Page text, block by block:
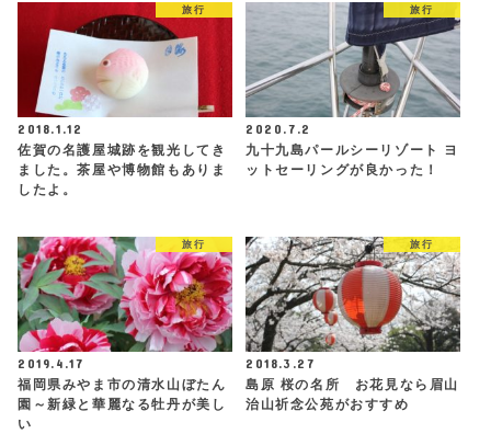
旅行
2018.1.12
佐賀の名護屋城跡を観光してき
ました。茶屋や博物館もありま
したよ。
旅行
2020.7.2
九十九島パールシーリゾート ヨ
ットセーリングが良かった！
旅行
2019.4.17
福岡県みやま市の清水山ぼたん
園～新緑と華麗なる牡丹が美し
い
旅行
2018.3.27
島原 桜の名所 お花見なら眉山
治山祈念公苑がおすすめ